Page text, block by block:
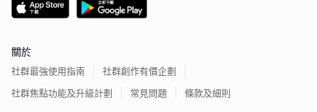
關於
社群最強使用指南
社群創作有價企劃
社群焦點功能及升級計劃
常見問題 條款及細則